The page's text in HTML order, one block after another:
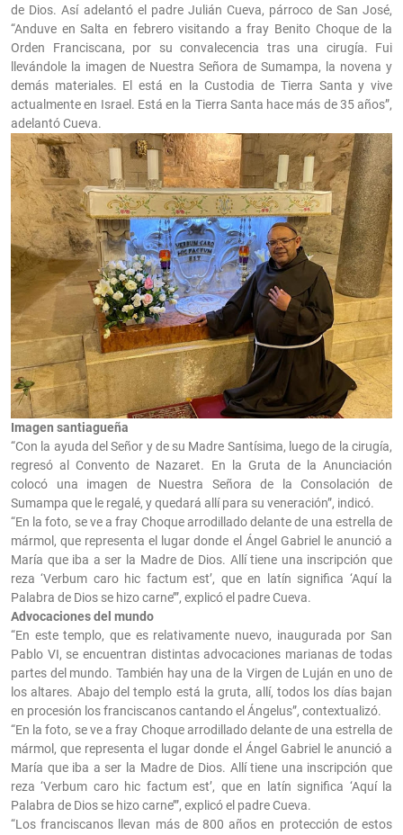
de Dios. Así adelantó el padre Julián Cueva, párroco de San José,
“Anduve en Salta en febrero visitando a fray Benito Choque de la
Orden Franciscana, por su convalecencia tras una cirugía. Fui
llevándole la imagen de Nuestra Señora de Sumampa, la novena y
demás materiales. El está en la Custodia de Tierra Santa y vive
actualmente en Israel. Está en la Tierra Santa hace más de 35 años”,
adelantó Cueva.
Imagen santiagueña
“Con la ayuda del Señor y de su Madre Santísima, luego de la cirugía,
regresó al Convento de Nazaret. En la Gruta de la Anunciación
colocó una imagen de Nuestra Señora de la Consolación de
Sumampa que le regalé, y quedará allí para su veneración”, indicó.
“En la foto, se ve a fray Choque arrodillado delante de una estrella de
mármol, que representa el lugar donde el Ángel Gabriel le anunció a
María que iba a ser la Madre de Dios. Allí tiene una inscripción que
reza ‘Verbum caro hic factum est’, que en latín significa ‘Aquí la
Palabra de Dios se hizo carne’”, explicó el padre Cueva.
Advocaciones del mundo
“En este templo, que es relativamente nuevo, inaugurada por San
Pablo VI, se encuentran distintas advocaciones marianas de todas
partes del mundo. También hay una de la Virgen de Luján en uno de
los altares. Abajo del templo está la gruta, allí, todos los días bajan
en procesión los franciscanos cantando el Ángelus”, contextualizó.
“En la foto, se ve a fray Choque arrodillado delante de una estrella de
mármol, que representa el lugar donde el Ángel Gabriel le anunció a
María que iba a ser la Madre de Dios. Allí tiene una inscripción que
reza ‘Verbum caro hic factum est’, que en latín significa ‘Aquí la
Palabra de Dios se hizo carne’”, explicó el padre Cueva.
“Los franciscanos llevan más de 800 años en protección de estos